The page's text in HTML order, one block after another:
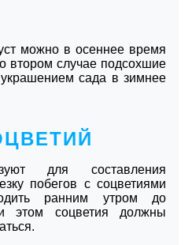
можно в осеннее время
втором случае подсохшие
украшением сада в зимнее
для составления
побегов с соцветиями
ранним утром до
этом соцветия должны